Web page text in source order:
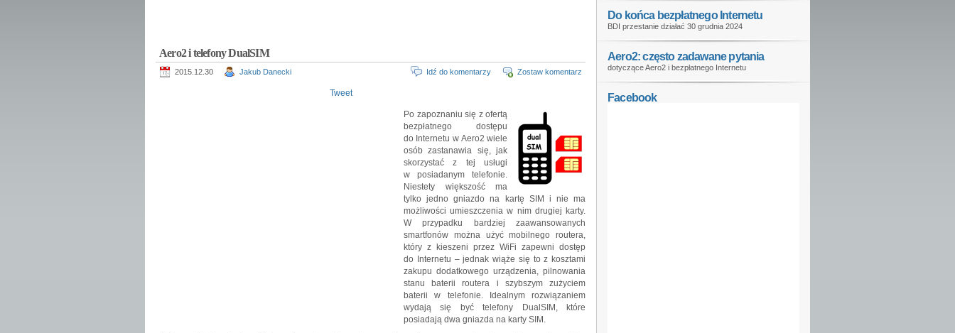
Aero2 i telefony DualSIM
2015.12.30 Jakub Danecki Zostaw komentarz
Idź do komentarzy
Tweet
Po zapoznaniu się z ofertą
bezpłatnego dostępu
do Internetu w Aero2 wiele
osób zastanawia się, jak
skorzystać z tej usługi
w posiadanym telefonie.
Niestety większość ma
tylko jedno gniazdo na kartę SIM i nie ma
możliwości umieszczenia w nim drugiej karty.
W przypadku bardziej zaawansowanych
smartfonów można użyć mobilnego routera,
który z kieszeni przez WiFi zapewni dostęp
do Internetu – jednak wiąże się to z kosztami
zakupu dodatkowego urządzenia, pilnowania
stanu baterii routera i szybszym zużyciem
baterii w telefonie. Idealnym rozwiązaniem
wydają się być telefony DualSIM, które
posiadają dwa gniazda na karty SIM.
Do końca bezpłatnego Internetu
BDI przestanie działać 30 grudnia 2024
Aero2: często zadawane pytania
dotyczące Aero2 i bezpłatnego Internetu
Facebook